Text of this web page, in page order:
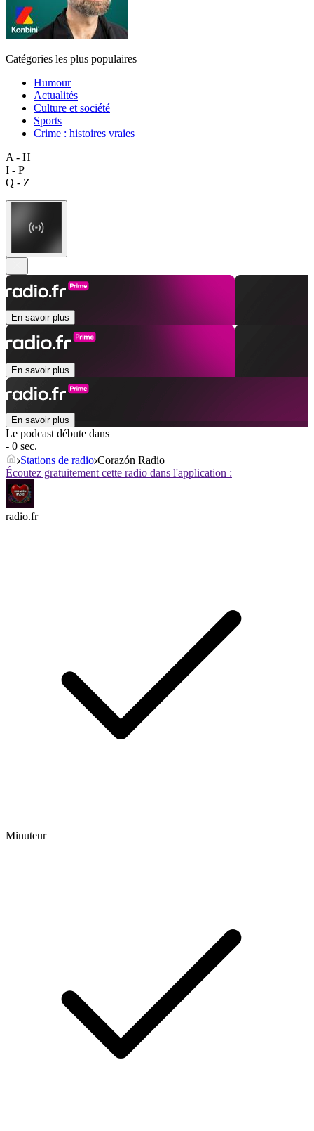
Catégories les plus populaires
Humour
Actualités
Culture et société
Sports
Crime : histoires vraies
A - H
I - P
Q - Z
En savoir plus
En savoir plus
En savoir plus
Le podcast débute dans
- 0 sec.
Stations de radio Corazón Radio
Écoutez gratuitement cette radio dans l'application :
radio.fr
Minuteur